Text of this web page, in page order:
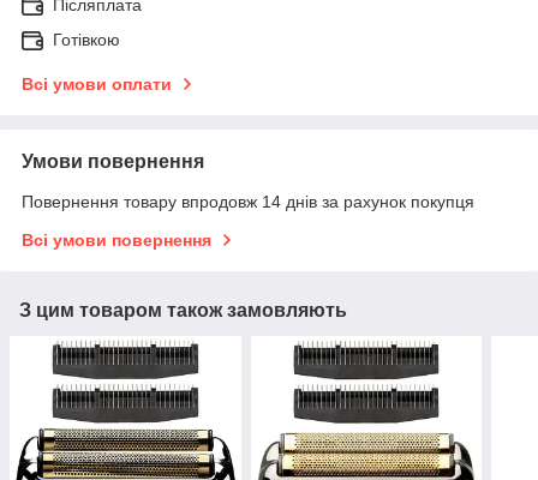
Післяплата
Готівкою
Всі умови оплати
Умови повернення
Повернення товару впродовж 14 днів за рахунок покупця
Всі умови повернення
З цим товаром також замовляють